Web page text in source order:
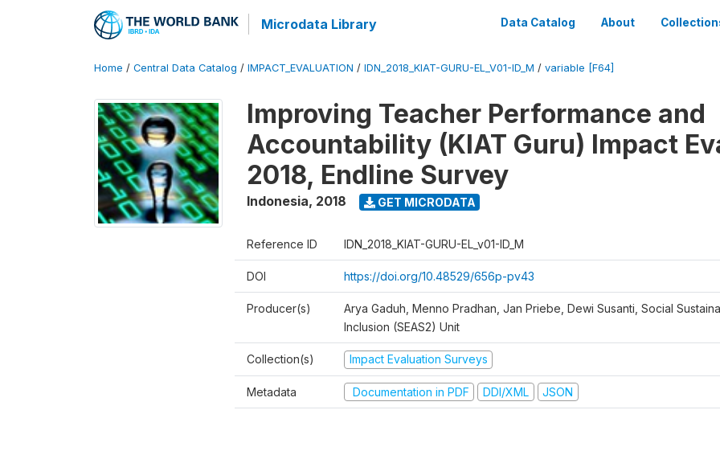
Microdata Library Data Catalog About
Home / Central Data Catalog / IMPACT_EVALUATION / IDN_2018_KIAT-GURU-EL_V01-ID_M / variable [F64]
Improving Teacher Performance and
Accountability (KIAT Guru) Impact
2018, Endline Survey
Indonesia, 2018 GET MICRODATA
Reference ID IDN_2018_KIAT-GURU-EL_v01-ID_M
DOI https://doi.org/10.48529/656p-pv43
Producer(s)
Arya Gaduh, Menno Pradhan, Jan Priebe, Dewi Susanti, Social
Inclusion (SEAS2) Unit
Collection(s) Impact Evaluation Surveys
Metadata Documentation in PDF DDI/XML JSON